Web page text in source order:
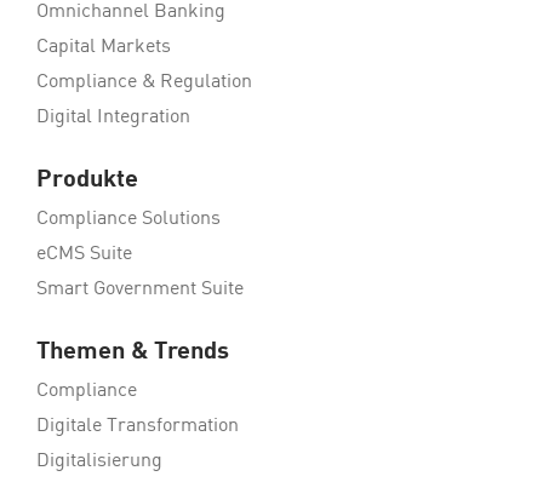
Omnichannel Banking
Capital Markets
Compliance & Regulation
Digital Integration
Produkte
Compliance Solutions
eCMS Suite
Smart Government Suite
Themen & Trends
Compliance
Digitale Transformation
Digitalisierung